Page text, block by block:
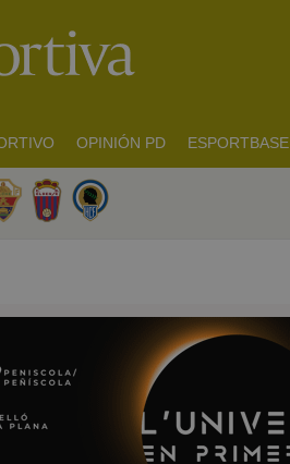
OPINIÓN PD ESPORTBASE